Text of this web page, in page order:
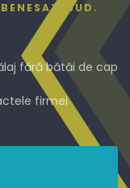
JUD.
fără bătăi de cap
firmei